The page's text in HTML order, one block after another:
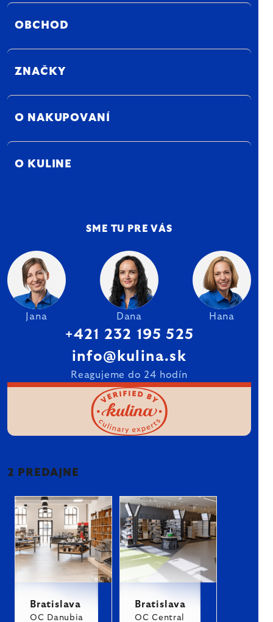
OBCHOD
ZNAČKY
O NAKUPOVANÍ
O KULINE
SME TU PRE VÁS
Jana Dana Hana
+421 232 195 525
info@kulina.sk
Reagujeme do 24 hodín
2 PREDAJNE
Bratislava
OC Danubia
Bratislava
OC Central